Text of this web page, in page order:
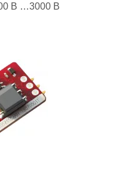
В …3000 В